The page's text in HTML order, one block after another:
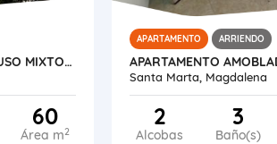
VENTA Y ARRIENDO APARTAMENTO USO MIXTO BELLO HORIZONTE SANTA MARTA
60
Área m2
APARTAMENTO ARRIENDO
Santa Marta, Magdalena
2
Alcobas
3
Baño(s)